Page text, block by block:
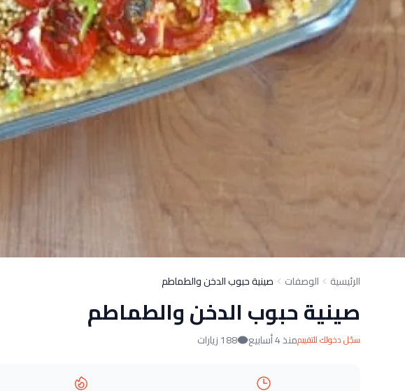
الرئيسية الوصفات صينية حبوب الدخن والطماطم
صينية حبوب الدخن والطماطم
سجّل دخولك للتقييممنذ 4 أسابيع 188 زيارات